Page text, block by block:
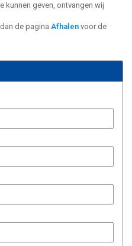
kunnen geven, ontvangen wij
de pagina Afhalen voor de